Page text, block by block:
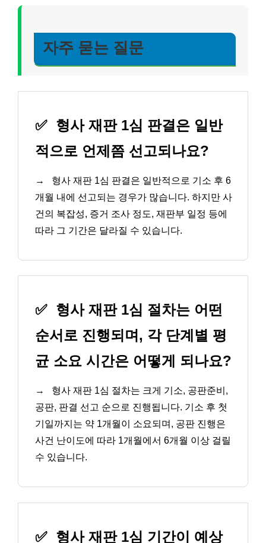
자주 묻는 질문
✅ 형사 재판 1심 판결은 일반
적으로 언제쯤 선고되나요?
→
형사 재판 1심 판결은 일반적으로 기소 후 6
개월 내에 선고되는 경우가 많습니다. 하지만 사
건의 복잡성, 증거 조사 정도, 재판부 일정 등에
따라 그 기간은 달라질 수 있습니다.
✅ 형사 재판 1심 절차는 어떤
순서로 진행되며, 각 단계별 평
균 소요 시간은 어떻게 되나요?
→
형사 재판 1심 절차는 크게 기소, 공판준비,
공판, 판결 선고 순으로 진행됩니다. 기소 후 첫
기일까지는 약 1개월이 소요되며, 공판 진행은
사건 난이도에 따라 1개월에서 6개월 이상 걸릴
수 있습니다.
✅ 형사 재판 1심 기간이 예상